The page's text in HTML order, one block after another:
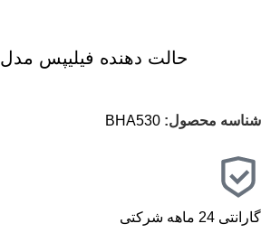
حالت دهنده فیلیپس مدل BHA530
شناسه محصول: BHA530
گارانتی 24 ماهه شرکتی